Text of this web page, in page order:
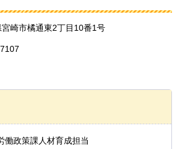
宮崎市橘通東2丁目10番1号
働政策課人材育成担当